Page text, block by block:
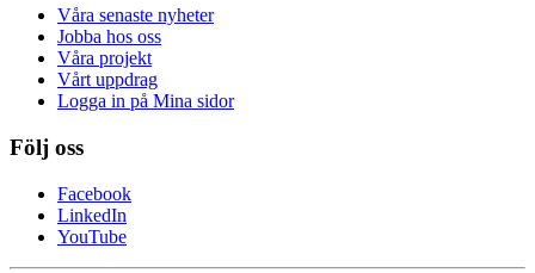
Våra senaste nyheter
Jobba hos oss
Våra projekt
Vårt uppdrag
Logga in på Mina sidor
Följ oss
Facebook
LinkedIn
YouTube